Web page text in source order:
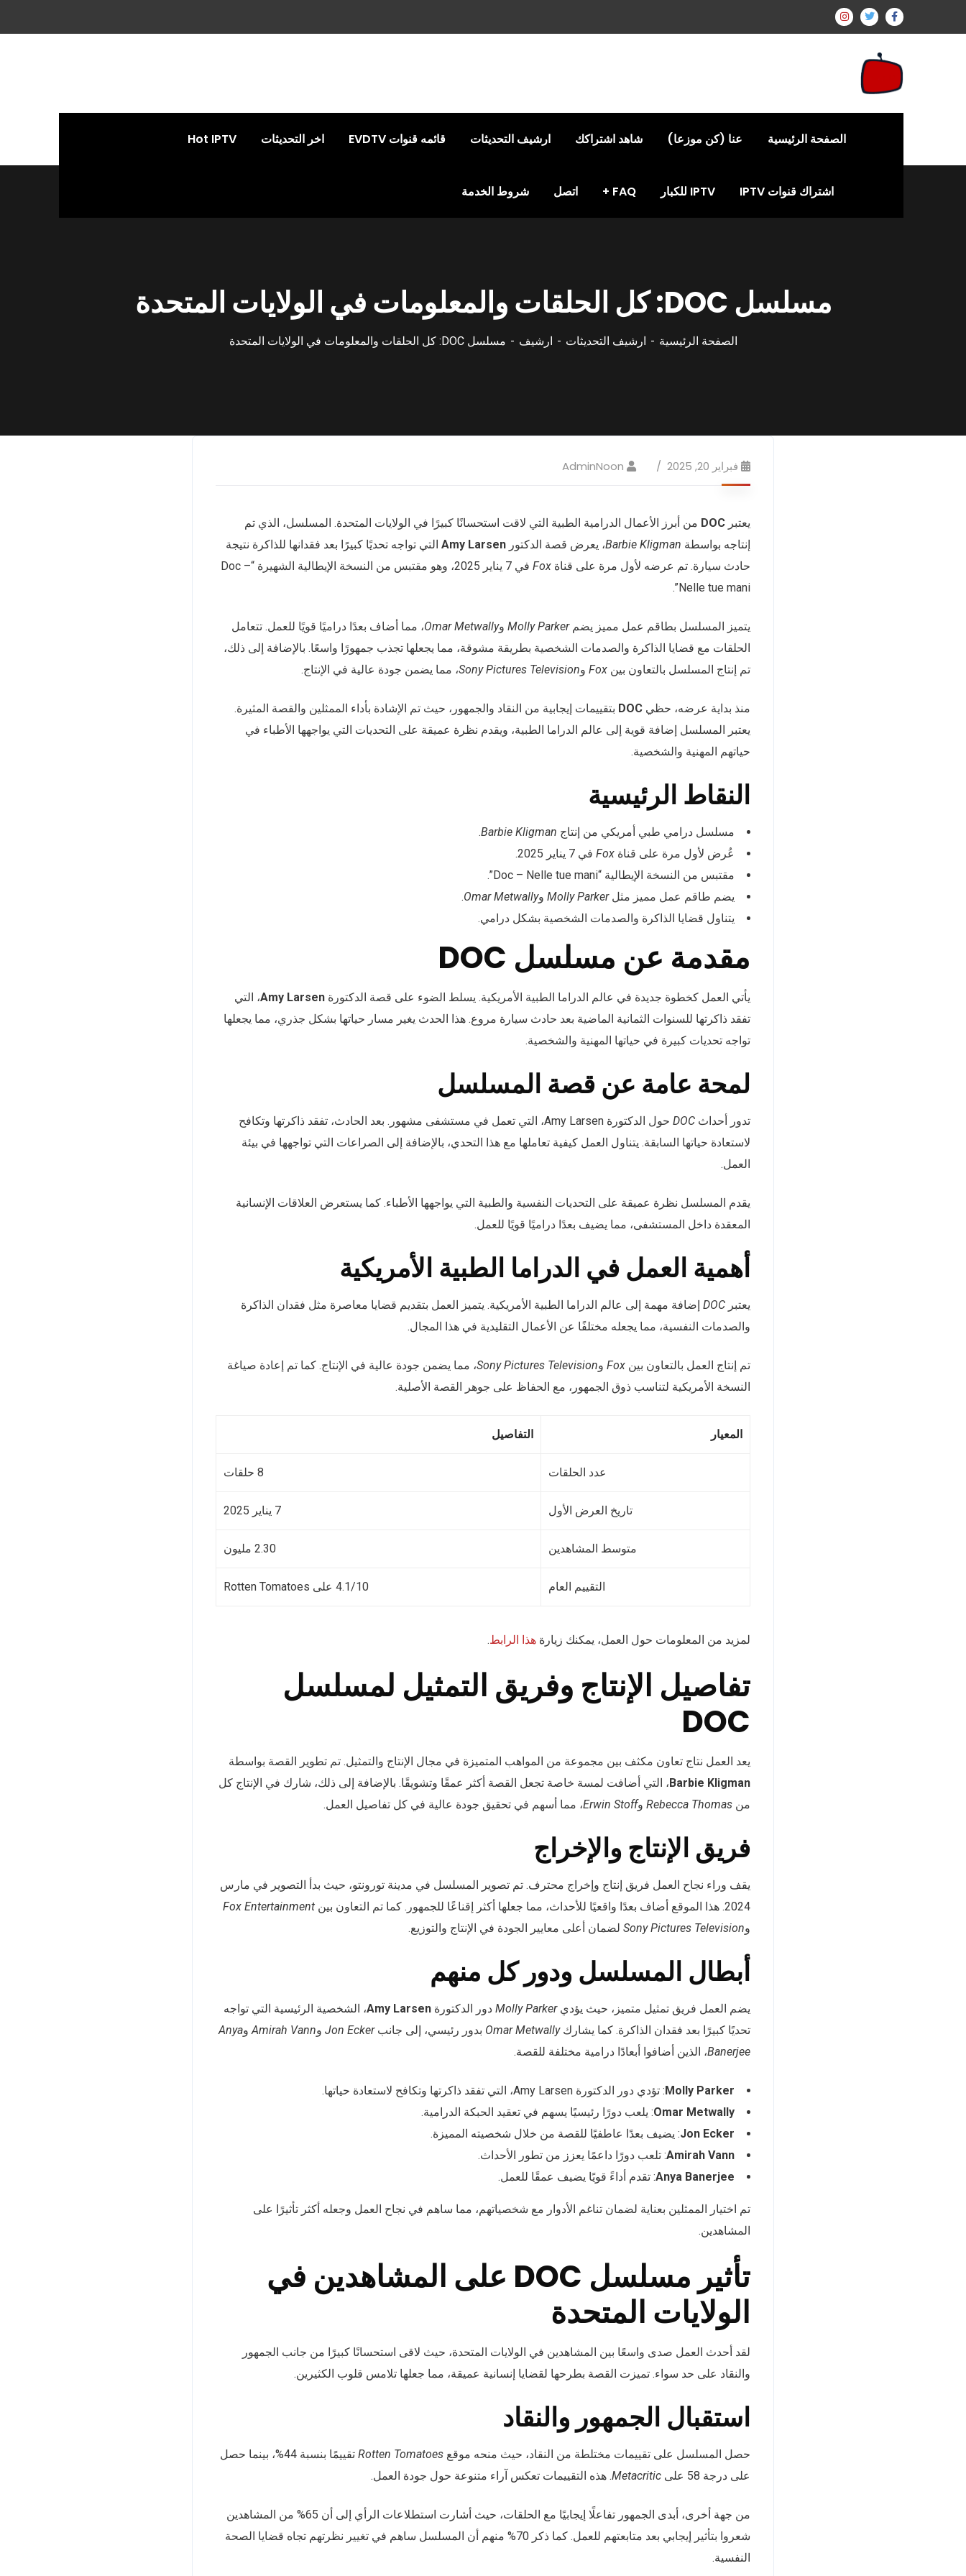
الصفحة الرئيسية عنا (كن موزعا) شاهد اشتراكك ارشيف التحديثات قائمه قنوات EVDTV اخر التحديثات Hot IPTV
اشتراك قنوات IPTV IPTV للكبار FAQ اتصل شروط الخدمة
مسلسل DOC: كل الحلقات والمعلومات في الولايات المتحدة
الصفحة الرئيسية ارشيف التحديثات ارشيف مسلسل DOC: كل الحلقات والمعلومات في الولايات المتحدة
فبراير 20, 2025 AdminNoon
يعتبر DOC من أبرز الأعمال الدرامية الطبية التي لاقت استحسانًا كبيرًا في الولايات المتحدة. المسلسل، الذي تم
إنتاجه بواسطة Barbie Kligman، يعرض قصة الدكتور Amy Larsen التي تواجه تحديًا كبيرًا بعد فقدانها للذاكرة نتيجة
حادث سيارة. تم عرضه لأول مرة على قناة Fox
في 7 يناير 2025، وهو مقتبس من النسخة الإيطالية الشهيرة “Doc –
Nelle tue mani”.
يتميز المسلسل بطاقم عمل مميز يضمMolly Parker وOmar Metwally، مما أضاف بعدًا دراميًا قويًا للعمل. تتعامل
الحلقات مع قضايا الذاكرة والصدمات الشخصية بطريقة مشوقة، مما يجعلها تجذب جمهورًا واسعًا. بالإضافة إلى ذلك،
تم إنتاج المسلسل بالتعاون بين Fox وSony Pictures Television، مما يضمن جودة عالية في الإنتاج.
منذ بداية عرضه، حظي DOC بتقييمات إيجابية من النقاد والجمهور، حيث تم الإشادة بأداء الممثلين والقصة المثيرة.
يعتبر المسلسل إضافة قوية إلى عالم الدراما الطبية، ويقدم نظرة عميقة على التحديات التي يواجهها الأطباء في
حياتهم المهنية والشخصية.
النقاط الرئيسية
مسلسل درامي طبي أمريكي من إنتاج Barbie Kligman
.
عُرض لأول مرة على قناة Fox في 7 يناير 2025.
مقتبس من النسخة الإيطالية “Doc – Nelle tue mani”.
يضم طاقم عمل مميز مثلMolly Parker وOmar Metwally
.
يتناول قضايا الذاكرة والصدمات الشخصية بشكل درامي.
مقدمة عن مسلسل DOC
يأتي العمل كخطوة جديدة في عالم الدراما الطبية الأمريكية. يسلط الضوء على قصة الدكتورة Amy Larsen، التي
تفقد ذاكرتها للسنوات الثمانية الماضية بعد حادث سيارة مروع. هذا الحدث يغير مسار حياتها بشكل جذري، مما يجعلها
تواجه تحديات كبيرة في حياتها المهنية والشخصية.
لمحة عامة عن قصة المسلسل
تدور أحداث DOC
حول الدكتورة Amy Larsen، التي تعمل في مستشفى مشهور. بعد الحادث، تفقد ذاكرتها وتكافح
لاستعادة حياتها السابقة. يتناول العمل كيفية تعاملها مع هذا التحدي، بالإضافة إلى الصراعات التي تواجهها في بيئة
العمل.
يقدم المسلسل نظرة عميقة على التحديات النفسية والطبية التي يواجهها الأطباء. كما يستعرض العلاقات الإنسانية
المعقدة داخل المستشفى، مما يضيف بعدًا دراميًا قويًا للعمل.
أهمية العمل في الدراما الطبية الأمريكية
يعتبر DOC إضافة مهمة إلى عالم الدراما الطبية الأمريكية. يتميز العمل بتقديم قضايا معاصرة مثل فقدان الذاكرة
والصدمات النفسية، مما يجعله مختلفًا عن الأعمال التقليدية في هذا المجال.
تم إنتاج العمل بالتعاون بين Fox وSony Pictures Television، مما يضمن جودة عالية في الإنتاج. كما تم إعادة صياغة
النسخة الأمريكية لتناسب ذوق الجمهور، مع الحفاظ على جوهر القصة الأصلية.
المعيار التفاصيل
عدد الحلقات 8 حلقات
تاريخ العرض الأول 7 يناير 2025
متوسط المشاهدين 2.30 مليون
التقييم العام 4.1/10 على Rotten Tomatoes
لمزيد من المعلومات حول العمل، يمكنك زيارة هذا الرابط.
تفاصيل الإنتاج وفريق التمثيل لمسلسل
DOC
يعد العمل نتاج تعاون مكثف بين مجموعة من المواهب المتميزة في مجال الإنتاج والتمثيل. تم تطوير القصة بواسطة
Barbie Kligman، التي أضافت لمسة خاصة تجعل القصة أكثر عمقًا وتشويقًا. بالإضافة إلى ذلك، شارك في الإنتاج كل
من Rebecca Thomas وErwin Stoff، مما أسهم في تحقيق جودة عالية في كل تفاصيل العمل.
فريق الإنتاج والإخراج
يقف وراء نجاح العمل فريق إنتاج وإخراج محترف. تم تصوير المسلسل في مدينة تورونتو، حيث بدأ التصوير في مارس
2024. هذا الموقع أضاف بعدًا واقعيًا للأحداث، مما جعلها أكثر إقناعًا للجمهور. كما تم التعاون بين
Fox Entertainment
وSony Pictures Television لضمان أعلى معايير الجودة في الإنتاج والتوزيع.
أبطال المسلسل ودور كل منهم
يضم العمل فريق تمثيل متميز، حيث يؤديMolly Parker دور الدكتورة Amy Larsen، الشخصية الرئيسية التي تواجه
تحديًا كبيرًا بعد فقدان الذاكرة. كما يشاركOmar Metwally بدور رئيسي، إلى جانبJon Ecker وAmirah VannوAnya
Banerjee، الذين أضافوا أبعادًا درامية مختلفة للقصة.
Molly Parker: تؤدي دور الدكتورة Amy Larsen، التي تفقد ذاكرتها وتكافح لاستعادة حياتها.
Omar Metwally: يلعب دورًا رئيسيًا يسهم في تعقيد الحبكة الدرامية.
Jon Ecker: يضيف بعدًا عاطفيًا للقصة من خلال شخصيته المميزة.
Amirah Vann: تلعب دورًا داعمًا يعزز من تطور الأحداث.
Anya Banerjee: تقدم أداءً قويًا يضيف عمقًا للعمل.
تم اختيار الممثلين بعناية لضمان تناغم الأدوار مع شخصياتهم، مما ساهم في نجاح العمل وجعله أكثر تأثيرًا على
المشاهدين.
تأثير مسلسل DOC على المشاهدين في
الولايات المتحدة
لقد أحدث العمل صدى واسعًا بين المشاهدين في الولايات المتحدة، حيث لاقى استحسانًا كبيرًا من جانب الجمهور
والنقاد على حد سواء. تميزت القصة بطرحها لقضايا إنسانية عميقة، مما جعلها تلامس قلوب الكثيرين.
استقبال الجمهور والنقاد
حصل المسلسل على تقييمات مختلطة من النقاد، حيث منحه موقع Rotten Tomatoes
تقييمًا بنسبة 44%، بينما حصل
على درجة 58 على
Metacritic. هذه التقييمات تعكس آراء متنوعة حول جودة العمل.
من جهة أخرى، أبدى الجمهور تفاعلًا إيجابيًا مع الحلقات، حيث أشارت استطلاعات الرأي إلى أن 65% من المشاهدين
شعروا بتأثير إيجابي بعد متابعتهم للعمل. كما ذكر 70% منهم أن المسلسل ساهم في تغيير نظرتهم تجاه قضايا الصحة
النفسية.